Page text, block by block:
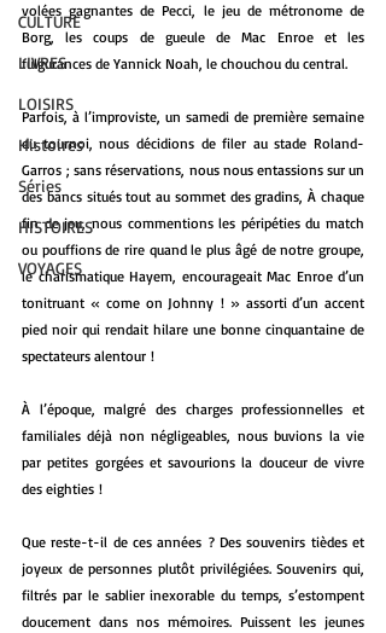
CULTURE
LIVRES
LOISIRS
Histoires
Séries
HISTOIRES
VOYAGES
volées gagnantes de Pecci, le jeu de métronome de
Borg, les coups de gueule de Mac Enroe et les
fulgurances de Yannick Noah, le chouchou du central.
Parfois, à l’improviste, un samedi de première semaine
du tournoi, nous décidions de filer au stade Roland-
Garros ; sans réservations, nous nous entassions sur un
des bancs situés tout au sommet des gradins, À chaque
fin de jeu, nous commentions les péripéties du match
ou pouffions de rire quand le plus âgé de notre groupe,
le charismatique Hayem, encourageait Mac Enroe d’un
tonitruant « come on Johnny ! » assorti d’un accent
pied noir qui rendait hilare une bonne cinquantaine de
spectateurs alentour !
À l’époque, malgré des charges professionnelles et
familiales déjà non négligeables, nous buvions la vie
par petites gorgées et savourions la douceur de vivre
des eighties !
Que reste-t-il de ces années ? Des souvenirs tièdes et
joyeux de personnes plutôt privilégiées. Souvenirs qui,
filtrés par le sablier inexorable du temps, s’estompent
doucement dans nos mémoires. Puissent les jeunes